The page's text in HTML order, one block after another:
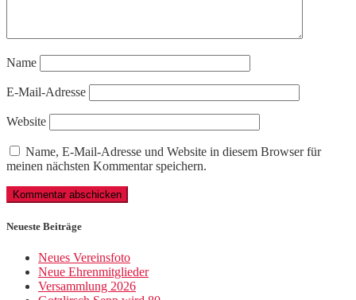
Name
E-Mail-Adresse
Website
Name, E-Mail-Adresse und Website in diesem Browser für
meinen nächsten Kommentar speichern.
Neueste Beiträge
Neues Vereinsfoto
Neue Ehrenmitglieder
Versammlung 2026